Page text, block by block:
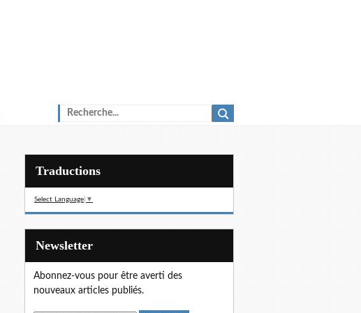
Traductions
Select Language ▼
Newsletter
Abonnez-vous pour être averti des
nouveaux articles publiés.